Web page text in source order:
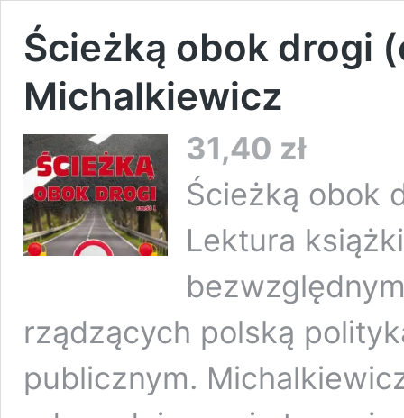
Ścieżką obok drogi
Michalkiewicz
31,40 zł
Ścieżką obok
Lektura
rządzących polską
publicznym.